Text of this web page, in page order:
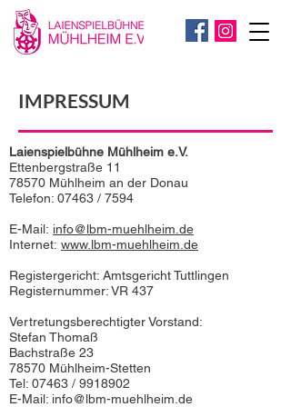
IMPRESSUM
Laienspielbühne Mühlheim e.V.
Ettenbergstraße 11
78570 Mühlheim an der Donau
Telefon: 07463 / 7594
E-Mail: info@lbm-muehlheim.de
Internet: www.lbm-muehlheim.de
Registergericht: Amtsgericht Tuttlingen
Registernummer: VR 437
Vertretungsberechtigter Vorstand:
Stefan Thomaß
Bachstraße 23
78570 Mühlheim-Stetten
Tel: 07463 / 9918902
E-Mail: info@lbm-muehlheim.de